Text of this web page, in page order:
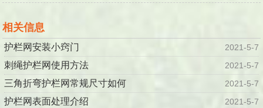
相关信息
护栏网安装小窍门 2021-5-7
刺绳护栏网使用方法 2021-5-7
三角折弯护栏网常规尺寸如何 2021-5-7
护栏网表面处理介绍 2021-5-7